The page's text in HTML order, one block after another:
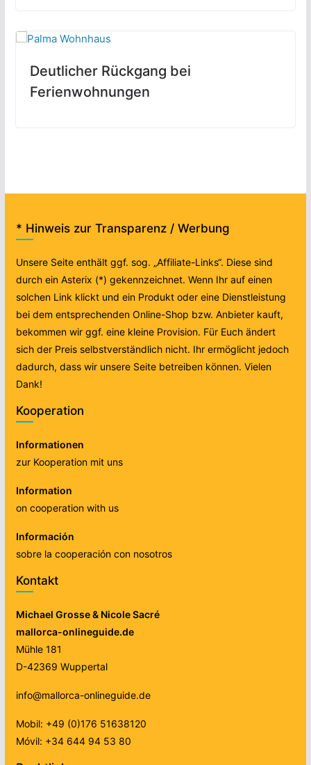
Deutlicher Rückgang bei
Ferienwohnungen
* Hinweis zur Transparenz / Werbung
Unsere Seite enthält ggf. sog. „Affiliate-Links“. Diese sind
durch ein Asterix (*) gekennzeichnet. Wenn Ihr auf einen
solchen Link klickt und ein Produkt oder eine Dienstleistung
bei dem entsprechenden Online-Shop bzw. Anbieter kauft,
bekommen wir ggf. eine kleine Provision. Für Euch ändert
sich der Preis selbstverständlich nicht. Ihr ermöglicht jedoch
dadurch, dass wir unsere Seite betreiben können. Vielen
Dank!
Kooperation
Informationen
zur Kooperation mit uns
Information
on cooperation with us
Información
sobre la cooperación con nosotros
Kontakt
Michael Grosse & Nicole Sacré
mallorca-onlineguide.de
Mühle 181
D-42369 Wuppertal
info@mallorca-onlineguide.de
Mobil: +49 (0)176 51638120
Móvil: +34 644 94 53 80